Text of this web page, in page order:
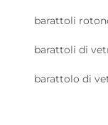
barattoli
barattoli di
barattolo di